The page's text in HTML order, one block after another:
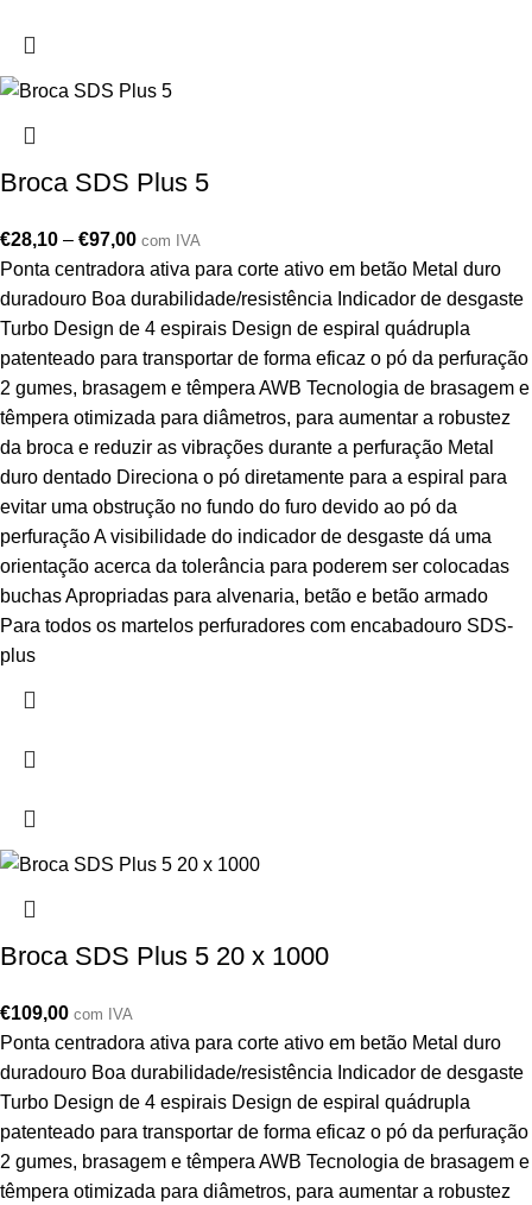
Broca SDS Plus 5
€28,10 – €97,00 com IVA
Ponta centradora ativa para corte ativo em betão Metal duro
duradouro Boa durabilidade/resistência Indicador de desgaste
Turbo Design de 4 espirais Design de espiral quádrupla
patenteado para transportar de forma eficaz o pó da perfuração
2 gumes, brasagem e têmpera AWB Tecnologia de brasagem e
têmpera otimizada para diâmetros, para aumentar a robustez
da broca e reduzir as vibrações durante a perfuração Metal
duro dentado Direciona o pó diretamente para a espiral para
evitar uma obstrução no fundo do furo devido ao pó da
perfuração A visibilidade do indicador de desgaste dá uma
orientação acerca da tolerância para poderem ser colocadas
buchas Apropriadas para alvenaria, betão e betão armado
Para todos os martelos perfuradores com encabadouro SDS-
plus
Broca SDS Plus 5 20 x 1000
€109,00 com IVA
Ponta centradora ativa para corte ativo em betão Metal duro
duradouro Boa durabilidade/resistência Indicador de desgaste
Turbo Design de 4 espirais Design de espiral quádrupla
patenteado para transportar de forma eficaz o pó da perfuração
2 gumes, brasagem e têmpera AWB Tecnologia de brasagem e
têmpera otimizada para diâmetros, para aumentar a robustez